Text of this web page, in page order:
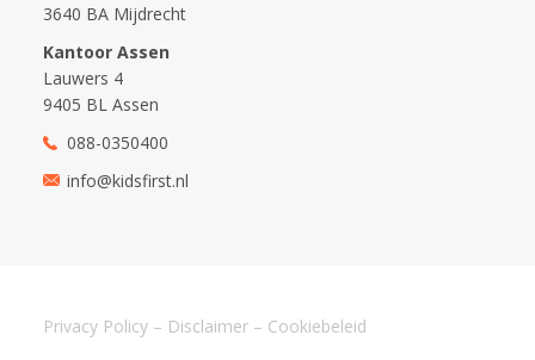
3640 BA Mijdrecht
Kantoor Assen
Lauwers 4
9405 BL Assen
088-0350400
info@kidsfirst.nl
Privacy Policy – Disclaimer – Cookiebeleid